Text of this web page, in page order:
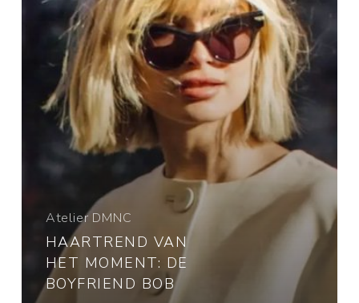
bob
Atelier DMNC
HAARTREND VAN
HET MOMENT: DE
BOYFRIEND BOB